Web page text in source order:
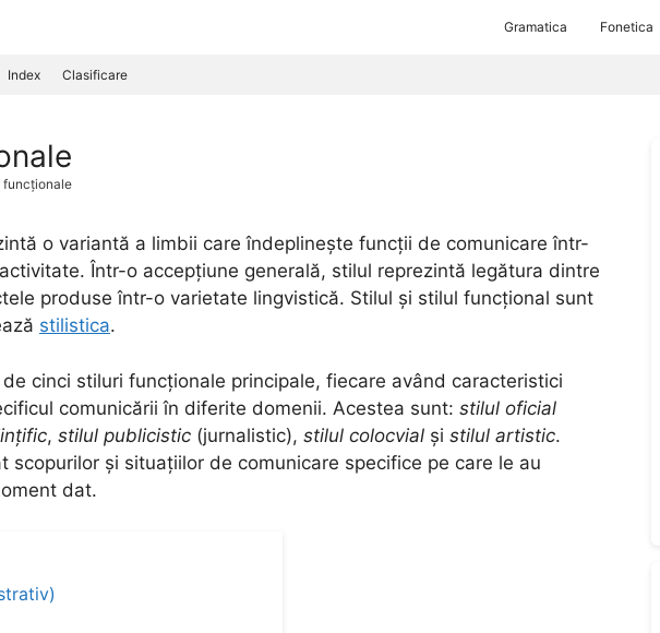
Gramatica Fonetica
Index Clasificare
funcționale
o variantă a limbii care îndeplinește funcții de comunicare într-
Într-o accepțiune generală, stilul reprezintă legătura dintre
produse într-o varietate lingvistică. Stilul și stilul funcțional sunt
stilistica.
cinci stiluri funcționale principale, fiecare având caracteristici
comunicării în diferite domenii. Acestea sunt: stilul oficial
, stilul publicistic (jurnalistic), stilul colocvial și stilul artistic.
scopurilor și situațiilor de comunicare specifice pe care le au
dat.